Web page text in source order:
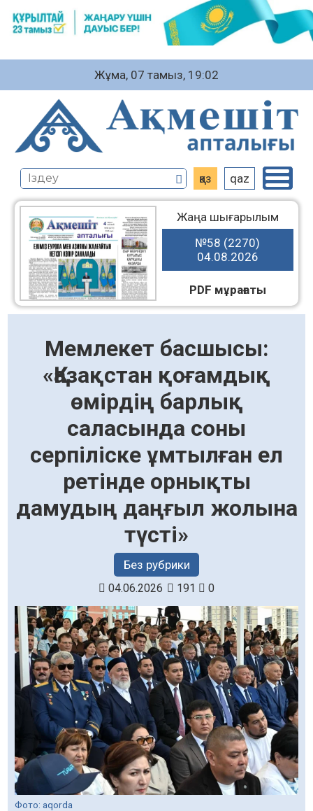
Жұма, 07 тамыз, 19:02
қаз qaz
Жаңа шығарылым
№58 (2270)
04.08.2026
PDF мұрағаты
Мемлекет басшысы:
«Қазақстан қоғамдық
өмірдің барлық
саласында соны
серпіліске ұмтылған ел
ретінде орнықты
дамудың даңғыл жолына
түсті»
Без рубрики
04.06.2026 191 0
Фото: aqorda